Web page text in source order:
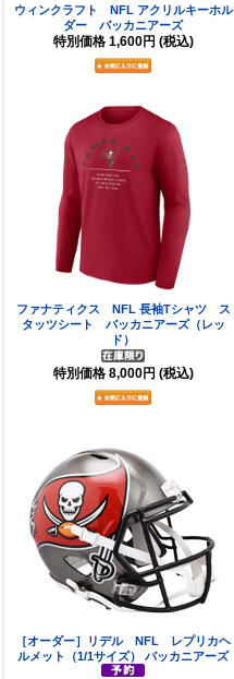
ウィンクラフト NFL アクリルキーホル
ダー バッカニアーズ
特別価格 1,600円 (税込)
ファナティクス NFL 長袖Tシャツ ス
タッツシート バッカニアーズ（レッ
ド）
特別価格 8,000円 (税込)
［オーダー］リデル NFL レプリカヘ
ルメット（1/1サイズ） バッカニアーズ